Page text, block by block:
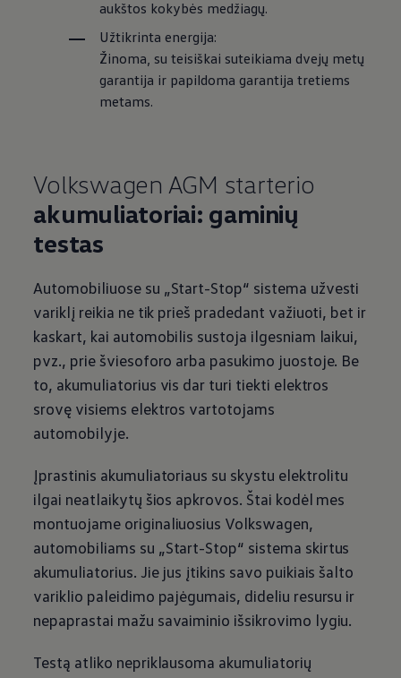
aukštos kokybės medžiagų.
Užtikrinta energija:
Žinoma, su teisiškai suteikiama dvejų metų
garantija ir papildoma garantija tretiems
metams.
Volkswagen AGM starterio
akumuliatoriai: gaminių
testas
Automobiliuose su „Start-Stop“ sistema užvesti
variklį reikia ne tik prieš pradedant važiuoti, bet ir
kaskart, kai automobilis sustoja ilgesniam laikui,
pvz., prie šviesoforo arba pasukimo juostoje. Be
to, akumuliatorius vis dar turi tiekti elektros
srovę visiems elektros vartotojams
automobilyje.
Įprastinis akumuliatoriaus su skystu elektrolitu
ilgai neatlaikytų šios apkrovos. Štai kodėl mes
montuojame originaliuosius Volkswagen,
automobiliams su „Start-Stop“ sistema skirtus
akumuliatorius. Jie jus įtikins savo puikiais šalto
variklio paleidimo pajėgumais, dideliu resursu ir
nepaprastai mažu savaiminio išsikrovimo lygiu.
Testą atliko nepriklausoma akumuliatorių